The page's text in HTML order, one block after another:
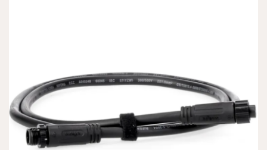
WAAR BEN JE NAAR OP ZOEK?